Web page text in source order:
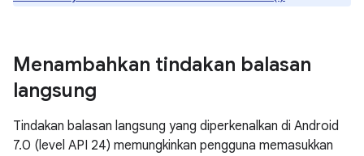
Menambahkan tindakan balasan
langsung
Tindakan balasan langsung yang diperkenalkan di Android
7.0 (level API 24) memungkinkan pengguna memasukkan